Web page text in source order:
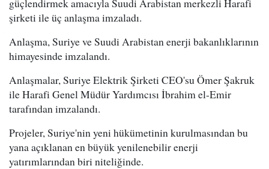
şirketi ile üç anlaşma imzaladı.
Anlaşma, Suriye ve Suudi Arabistan enerji bakanlıklarının
himayesinde imzalandı.
Anlaşmalar, Suriye Elektrik Şirketi CEO'su Ömer Şakruk
ile Harafi Genel Müdür Yardımcısı İbrahim el-Emir
tarafından imzalandı.
Projeler, Suriye'nin yeni hükümetinin kurulmasından bu
yana açıklanan en büyük yenilenebilir enerji
yatırımlarından biri niteliğinde.